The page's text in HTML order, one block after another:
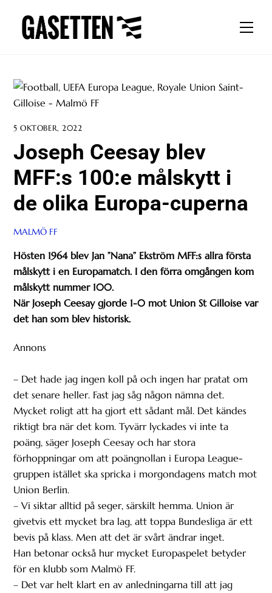
content
5 OKTOBER, 2022
Joseph Ceesay blev
MFF:s 100:e målskytt i
de olika Europa-cuperna
MALMÖ FF
Hösten 1964 blev Jan ”Nana” Ekström MFF:s allra första
målskytt i en Europamatch. I den förra omgången kom
målskytt nummer 100.
När Joseph Ceesay gjorde 1-0 mot Union St Gilloise var
det han som blev historisk.
Annons
– Det hade jag ingen koll på och ingen har pratat om
det senare heller. Fast jag såg någon nämna det.
Mycket roligt att ha gjort ett sådant mål. Det kändes
riktigt bra när det kom. Tyvärr lyckades vi inte ta
poäng, säger Joseph Ceesay och har stora
förhoppningar om att poängnollan i Europa League-
gruppen istället ska spricka i morgondagens match mot
Union Berlin.
– Vi siktar alltid på seger, särskilt hemma. Union är
givetvis ett mycket bra lag, att toppa Bundesliga är ett
bevis på klass. Men att det är svårt ändrar inget.
Han betonar också hur mycket Europaspelet betyder
för en klubb som Malmö FF.
– Det var helt klart en av anledningarna till att jag